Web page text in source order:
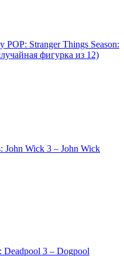
Stranger Things Season:
фигурка из 12)
John Wick 3 – John Wick
3 – Dogpool